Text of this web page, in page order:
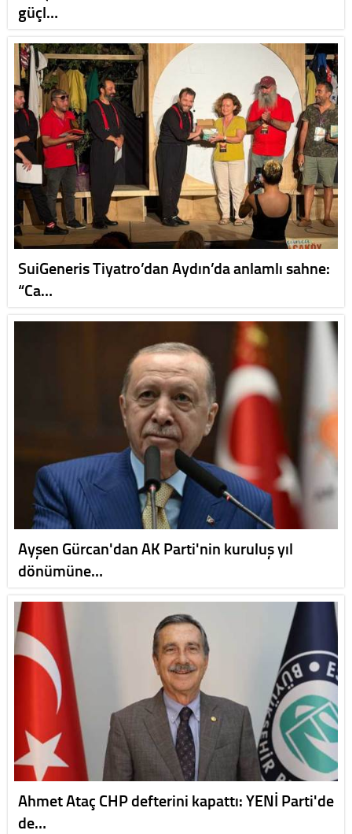
güçl…
SuiGeneris Tiyatro’dan Aydın’da anlamlı sahne:
“Ca…
Ayşen Gürcan'dan AK Parti'nin kuruluş yıl
dönümüne…
Ahmet Ataç CHP defterini kapattı: YENİ Parti'de
de…